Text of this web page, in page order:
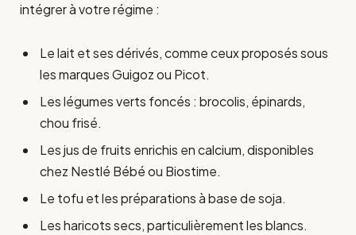
intégrer à votre régime :
Le lait et ses dérivés, comme ceux proposés sous
les marques Guigoz ou Picot.
Les légumes verts foncés : brocolis, épinards,
chou frisé.
Les jus de fruits enrichis en calcium, disponibles
chez Nestlé Bébé ou Biostime.
Le tofu et les préparations à base de soja.
Les haricots secs, particulièrement les blancs.